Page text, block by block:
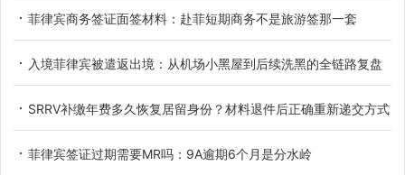
菲律宾商务签证面签材料：赴菲短期商务不是旅游签那一套
入境菲律宾被遣返出境：从机场小黑屋到后续洗黑的全链路复盘
SRRV补缴年费多久恢复居留身份？材料退件后正确重新递交方式
菲律宾签证过期需要MR吗：9A逾期6个月是分水岭